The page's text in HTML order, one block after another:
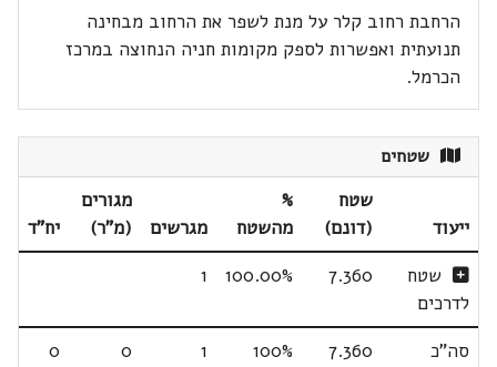
הרחבת רחוב קלר על מנת לשפר את הרחוב מבחינה
תנועתית ואפשרות לספק מקומות חניה הנחוצה במרכז
הכרמל.
שטחים
ייעוד
שטח
(דונם)
%
מהשטח
מגרשים
מגורים
(מ"ר)
יח"ד
שטח
לדרכים
7.360
100.00%
1
סה"כ 7.360
100%
1
0
0